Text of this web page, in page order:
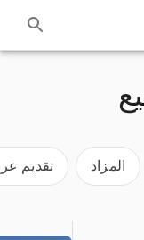
المزاد تقديم